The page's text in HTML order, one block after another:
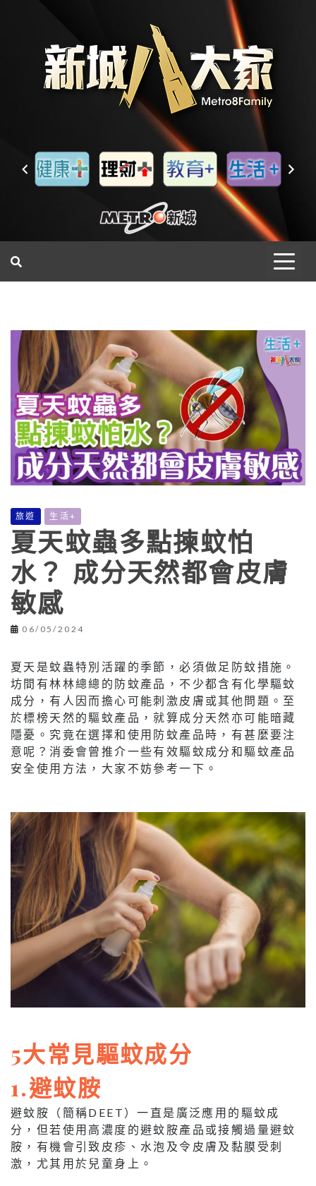
旅遊 生活+
夏天蚊蟲多點揀蚊怕
水？ 成分天然都會皮膚
敏感
06/05/2024
夏天是蚊蟲特別活躍的季節，必須做足防蚊措施。
坊間有林林總總的防蚊產品，不少都含有化學驅蚊
成分，有人因而擔心可能刺激皮膚或其他問題。至
於標榜天然的驅蚊產品，就算成分天然亦可能暗藏
隱憂。究竟在選擇和使用防蚊產品時，有甚麼要注
意呢？消委會曾推介一些有效驅蚊成分和驅蚊產品
安全使用方法，大家不妨參考一下。
5大常見驅蚊成分
1.避蚊胺
避蚊胺（簡稱DEET）一直是廣泛應用的驅蚊成
分，但若使用高濃度的避蚊胺產品或接觸過量避蚊
胺，有機會引致皮疹、水泡及令皮膚及黏膜受刺
激，尤其用於兒童身上。